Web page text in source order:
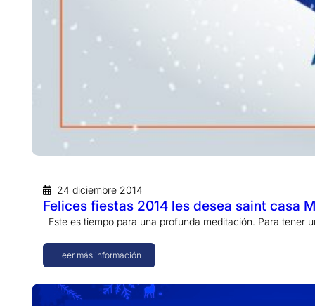
24 diciembre 2014
Felices fiestas 2014 les desea saint casa
Este es tiempo para una profunda meditación. Para tener
Leer más información